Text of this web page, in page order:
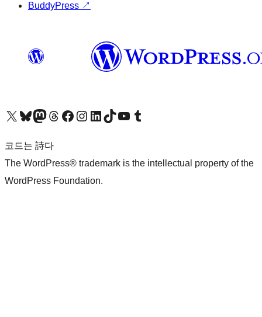
BuddyPress ↗
X(이전 트위터) 계정 방문하기블루스카이 계정 방문하기마스토돈 계정 방문하기스레드 계정 방문하기 페이스북 페이지 방문하기인스타그램 계정 방문하기 LinkedIn 계정 방문하기틱톡 계정 방문하기유튜브 채널 방문하기 텀블러 계정 방문하기
코드는 詩다
The WordPress® trademark is the intellectual property of the
WordPress Foundation.